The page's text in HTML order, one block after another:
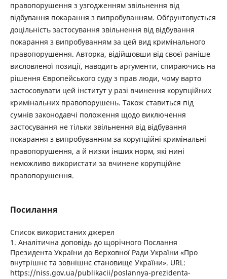
правопорушення з узгодженням звільнення від
відбування покарання з випробуванням. Обґрунтовується
доцільність застосування звільнення від відбування
покарання з випробуванням за цей вид кримінального
правопорушення. Авторка, відійшовши від своєї раніше
висловленої позиції, наводить аргументи, спираючись на
рішення Європейського суду з прав люди, чому варто
застосовувати цей інститут у разі вчинення корупційних
кримінальних правопорушень. Також ставиться під
сумнів законодавчі положення щодо виключення
застосування не тільки звільнення від відбування
покарання з випробуванням за корупційні кримінальні
правопорушення, а й низки інших норм, які нині
неможливо використати за вчинене корупційне
правопорушення.
Посилання
Список використаних джерел
1. Аналітична доповідь до щорічного Послання
Президента України до Верховної Ради України «Про
внутрішнє та зовнішнє становище України». URL:
https://niss.gov.ua/publikacii/poslannya-prezidenta-